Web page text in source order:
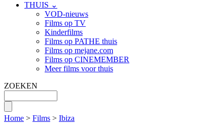
THUIS ⌄
VOD-nieuws
Films op TV
Kinderfilms
Films op PATHE thuis
Films op mejane.com
Films op CINEMEMBER
Meer films voor thuis
ZOEKEN
Home > Films > Ibiza